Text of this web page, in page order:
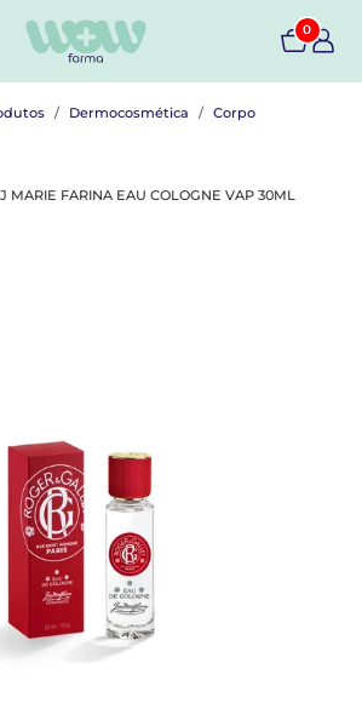
0
Dermocosmética Corpo
MARIE FARINA EAU COLOGNE VAP 30ML